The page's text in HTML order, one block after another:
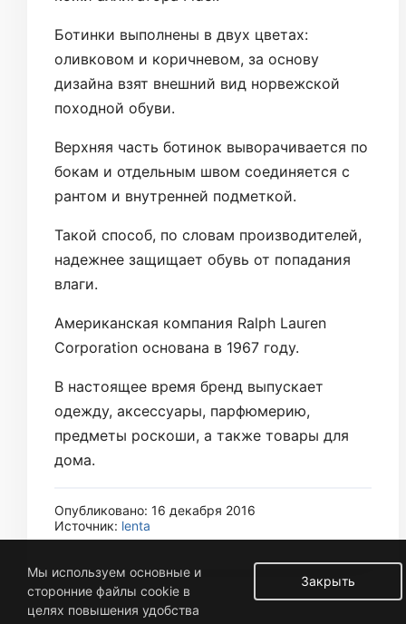
Ботинки выполнены в двух цветах:
оливковом и коричневом, за основу
дизайна взят внешний вид норвежской
походной обуви.
Верхняя часть ботинок выворачивается по
бокам и отдельным швом соединяется с
рантом и внутренней подметкой.
Такой способ, по словам производителей,
надежнее защищает обувь от попадания
влаги.
Американская компания Ralph Lauren
Corporation основана в 1967 году.
В настоящее время бренд выпускает
одежду, аксессуары, парфюмерию,
предметы роскоши, а также товары для
дома.
Опубликовано: 16 декабря 2016
Источник: lenta
Закрыть
Мы используем основные и
сторонние файлы cookie в
целях повышения удобства